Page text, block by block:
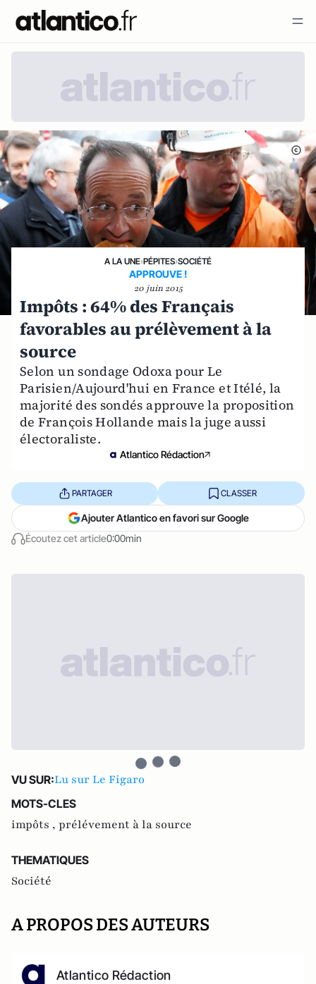
A LA UNE›PÉPITES›SOCIÉTÉ
APPROUVE !
20 juin 2015
Impôts : 64% des Français
favorables au prélèvement à la
source
Selon un sondage Odoxa pour Le
Parisien/Aujourd'hui en France et Itélé, la
majorité des sondés approuve la proposition
de François Hollande mais la juge aussi
électoraliste.
Atlantico Rédaction
Écoutez cet article0:00min
PARTAGER CLASSER
Ajouter Atlantico en favori sur Google
VU SUR:Lu sur Le Figaro
MOTS-CLES
impôts , prélévement à la source
THEMATIQUES
Société
A PROPOS DES AUTEURS
Atlantico Rédaction